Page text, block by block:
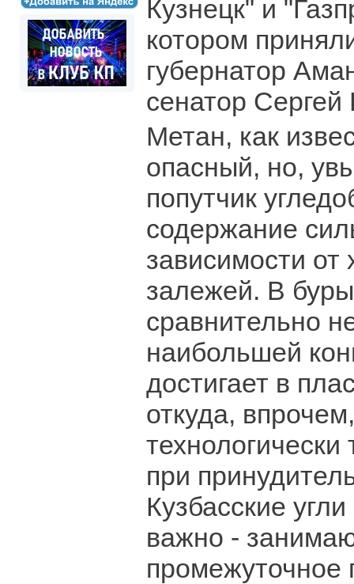
Кузнецк" и
котором
губернатор
сенатор
Метан, как
опасный, но,
попутчик
содержание
зависимости от
залежей. В
сравнительно
наибольшей
достигает в
откуда,
технологически
при
Кузбасские
важно -
промежуточное